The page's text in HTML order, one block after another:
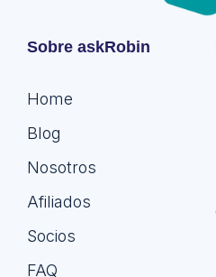
Sobre askRobin
Home
Blog
Nosotros
Afiliados
Socios
FAQ